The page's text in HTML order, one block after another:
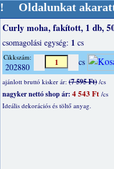
akarattal
Curly moha, fakított, 1 db,
csomagolási egység: 1 cs
Cikkszám:
202880 cs
ajánlott bruttó kisker ár: (7 595 Ft) /cs
nagyker nettó shop ár: 4 543 Ft /cs
Ideális dekorációs és töltő anyag.